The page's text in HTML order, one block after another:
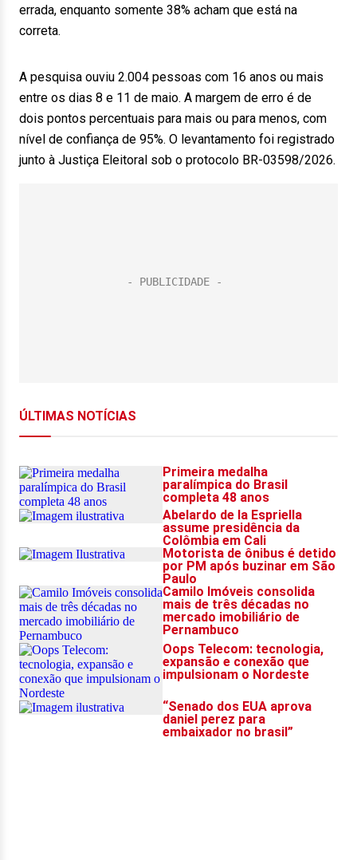
errada, enquanto somente 38% acham que está na
correta.
A pesquisa ouviu 2.004 pessoas com 16 anos ou mais
entre os dias 8 e 11 de maio. A margem de erro é de
dois pontos percentuais para mais ou para menos, com
nível de confiança de 95%. O levantamento foi registrado
junto à Justiça Eleitoral sob o protocolo BR-03598/2026.